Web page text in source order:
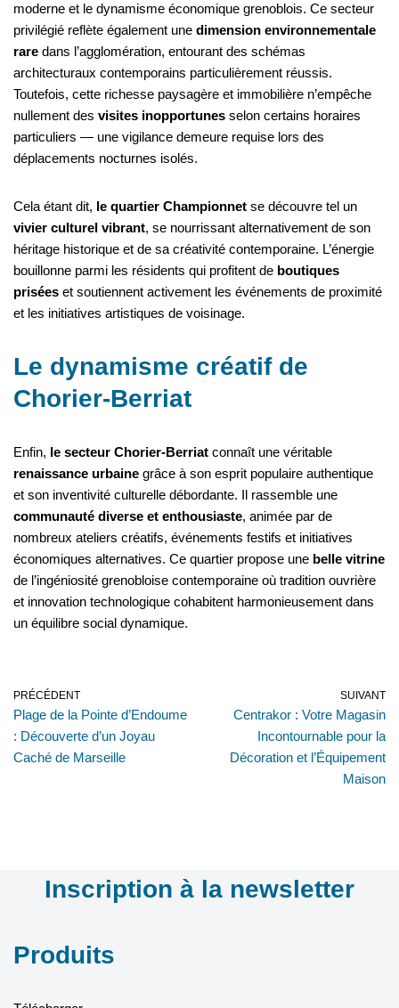
moderne et le dynamisme économique grenoblois. Ce secteur
privilégié reflète également une dimension environnementale
rare dans l’agglomération, entourant des schémas
architecturaux contemporains particulièrement réussis.
Toutefois, cette richesse paysagère et immobilière n’empêche
nullement des visites inopportunes selon certains horaires
particuliers — une vigilance demeure requise lors des
déplacements nocturnes isolés.
Cela étant dit, le quartier Championnet se découvre tel un
vivier culturel vibrant, se nourrissant alternativement de son
héritage historique et de sa créativité contemporaine. L’énergie
bouillonne parmi les résidents qui profitent de boutiques
prisées et soutiennent activement les événements de proximité
et les initiatives artistiques de voisinage.
Le dynamisme créatif de
Chorier-Berriat
Enfin, le secteur Chorier-Berriat connaît une véritable
renaissance urbaine grâce à son esprit populaire authentique
et son inventivité culturelle débordante. Il rassemble une
communauté diverse et enthousiaste, animée par de
nombreux ateliers créatifs, événements festifs et initiatives
économiques alternatives. Ce quartier propose une belle vitrine
de l’ingéniosité grenobloise contemporaine où tradition ouvrière
et innovation technologique cohabitent harmonieusement dans
un équilibre social dynamique.
PRÉCÉDENT
Plage de la Pointe d’Endoume
: Découverte d’un Joyau
Caché de Marseille
SUIVANT
Centrakor : Votre Magasin
Incontournable pour la
Décoration et l’Équipement
Maison
Inscription à la newsletter
Produits